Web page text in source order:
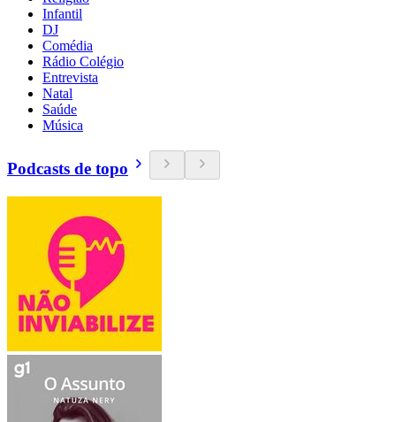
Infantil
DJ
Comédia
Rádio Colégio
Entrevista
Natal
Saúde
Música
Podcasts de topo